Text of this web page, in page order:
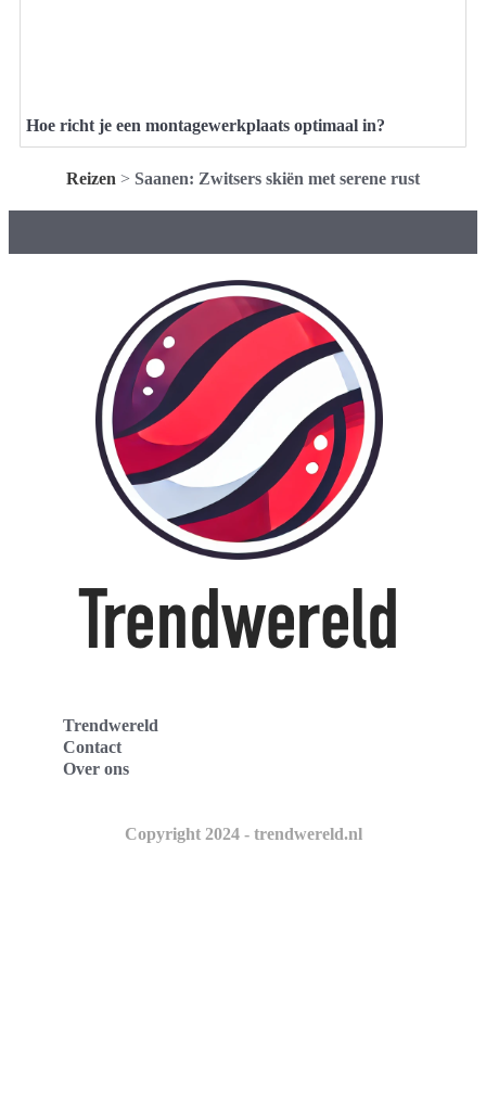
Hoe richt je een montagewerkplaats optimaal in?
Reizen > Saanen: Zwitsers skiën met serene rust
Trendwereld
Contact
Over ons
Copyright 2024 - trendwereld.nl